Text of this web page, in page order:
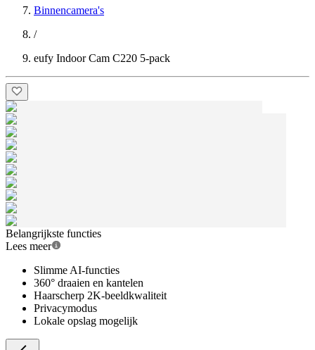
Binnencamera's
/
eufy Indoor Cam C220 5-pack
Belangrijkste functies
Lees meer
Slimme AI-functies
360° draaien en kantelen
Haarscherp 2K-beeldkwaliteit
Privacymodus
Lokale opslag mogelijk